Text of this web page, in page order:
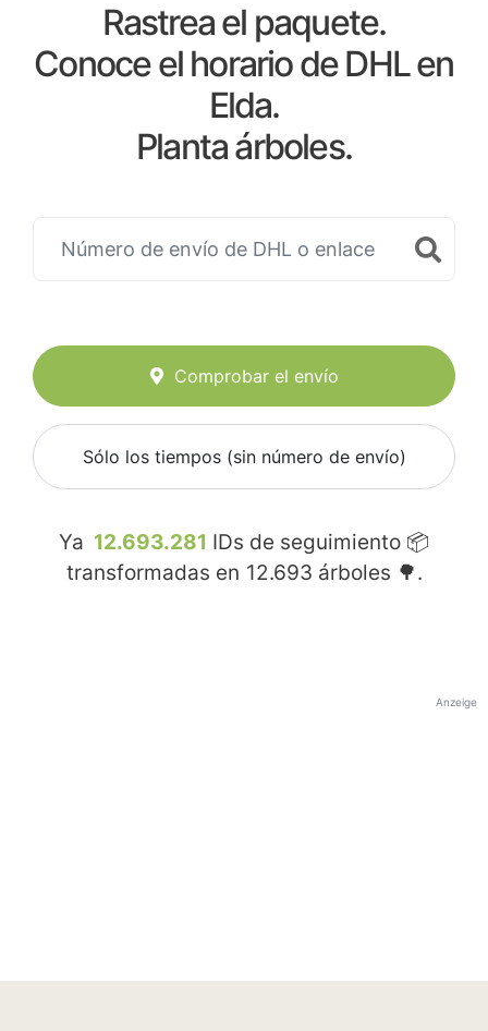
Rastrea el paquete.
Conoce el horario de DHL en
Elda.
Planta árboles.
Comprobar el envío
Sólo los tiempos (sin número de envío)
Ya 12.693.281 IDs de seguimiento 📦
transformadas en 12.693 árboles 🌳.
Anzeige